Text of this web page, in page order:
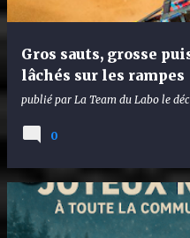
Gros sauts, grosse
lâchés sur les rampes
publié par La Team du Labo le
0